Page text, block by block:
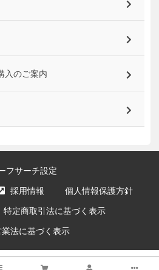
入のご案内
フサーチ設定
採用情報 個人情報保護方針
特定商取引法に基づく表示
法に基づく表示